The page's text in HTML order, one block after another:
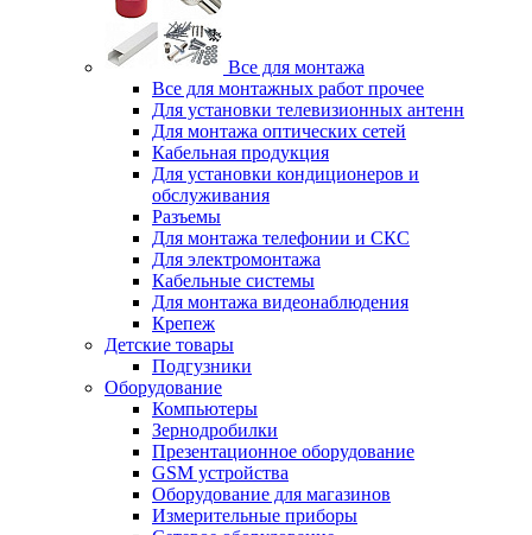
Все для монтажа
Все для монтажных работ прочее
Для установки телевизионных антенн
Для монтажа оптических сетей
Кабельная продукция
Для установки кондиционеров и
обслуживания
Разъемы
Для монтажа телефонии и СКС
Для электромонтажа
Кабельные системы
Для монтажа видеонаблюдения
Крепеж
Детские товары
Подгузники
Оборудование
Компьютеры
Зернодробилки
Презентационное оборудование
GSM устройства
Оборудование для магазинов
Измерительные приборы